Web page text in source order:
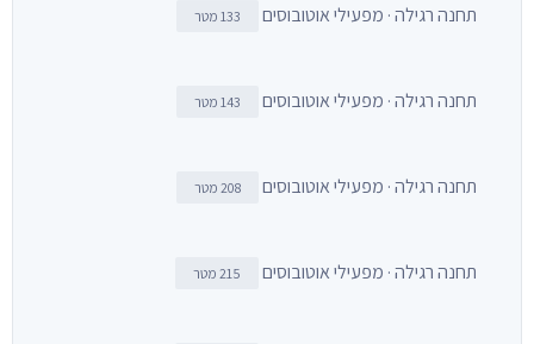
תחנה רגילה · מפעילי אוטובוסים 133 מטר
תחנה רגילה · מפעילי אוטובוסים 143 מטר
תחנה רגילה · מפעילי אוטובוסים 208 מטר
תחנה רגילה · מפעילי אוטובוסים 215 מטר